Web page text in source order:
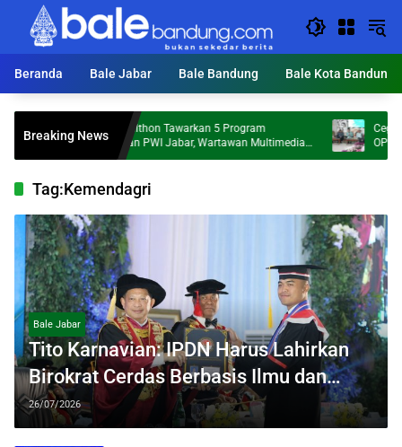
Langsung
konten
Beranda
Bale Jabar Bale Bandung Bale Kota Bandung
Breaking News
Tantan Sulthon Tawarkan 5 Program
Perubahan PWI Jabar, Wartawan Multimedia
Jadi Prioritas
Cegah Praktik
OPD Tindak
Tag:Kemendagri
Bale Jabar
Tito Karnavian: IPDN Harus Lahirkan
Birokrat Cerdas Berbasis Ilmu dan
Berintegritas
26/07/2026